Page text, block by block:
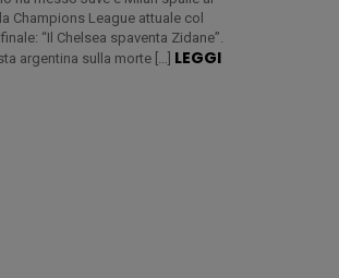
Champions League attuale col
“Il Chelsea spaventa Zidane”.
argentina sulla morte […] LEGGI